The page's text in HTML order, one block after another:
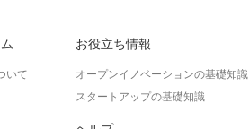
いて
お役立ち情報
オープンイノベーションの基礎知識
スタートアップの基礎知識